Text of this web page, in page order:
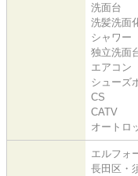
洗面台
洗髪洗面
シャワー
独立洗面
エアコン
シューズ
CS
CATV
オートロ
エルフォ
長田区・